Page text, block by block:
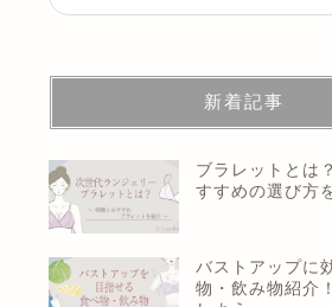
新着記事
ブラレットとは
すすめの選び方
バストアップに
物・飲み物紹介